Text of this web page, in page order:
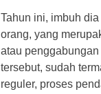
Tahun ini, imbuh
orang, yang
atau
tersebut, sudah
reguler, proses